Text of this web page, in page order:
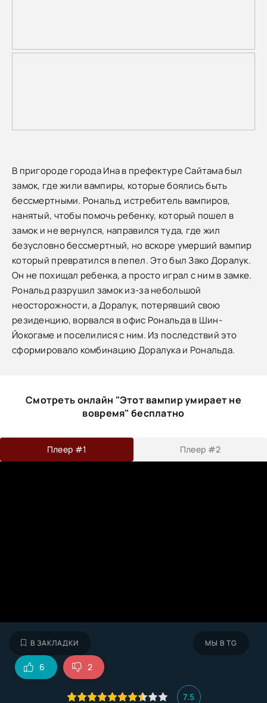
В пригороде города Ина в префектуре Сайтама был
замок, где жили вампиры, которые боялись быть
бессмертными. Рональд, истребитель вампиров,
нанятый, чтобы помочь ребенку, который пошел в
замок и не вернулся, направился туда, где жил
безусловно бессмертный, но вскоре умерший вампир
который превратился в пепел. Это был Зако Доралук.
Он не похищал ребенка, а просто играл с ним в замке.
Рональд разрушил замок из-за небольшой
неосторожности, а Доралук, потерявший свою
резиденцию, ворвался в офис Рональда в Шин-
Йокогаме и поселилися с ним. Из последствий это
сформировало комбинацию Доралука и Рональда.
Смотреть онлайн "Этот вампир умирает не
вовремя" бесплатно
Плеер #1 Плеер #2
В ЗАКЛАДКИ
7.5
МЫ В TG
6 2